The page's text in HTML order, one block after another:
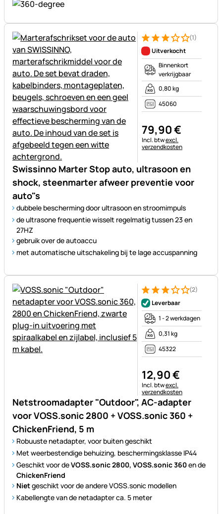
Swissinno Marter Stop auto, ultrasoon en
shock, steenmarter afweer preventie voor
auto"s
dubbele bescherming door ultrasoon en stroomimpuls
de ultrasone frequentie wisselt regelmatig tussen 23 en
27HZ
gebruik over de autoaccu
met automatische uitschakeling bij te lage accuspanning
Beoordeling: 3 van 5 (1
1 Bewertung
(1)
Uitverkocht
Binnenkort
verkrijgbaar
0,80 kg
45060
79,90€
Belastinginformatie:
Incl. btwexcl.
verzendkosten
Netstroomadapter "Outdoor", AC-adapter
voor VOSS.sonic 2800 + VOSS.sonic 360 +
ChickenFriend, 5 m
Robuuste netadapter, voor buiten geschikt
Met weerbestendige behuizing, beschermingsklasse IP44
Geschikt voor deVOSS.sonic 2800, VOSS.sonic 360en de
ChickenFriend
Nietgeschikt voor de andere VOSS.sonic modellen
Kabellengte van de netadapter ca. 5 meter
Beoordeling: 3 van 5 (2
2 Bewertungen
(2)
Leverbaar
1 - 2 werkdagen
0,31 kg
45322
12,90€
Belastinginformatie:
Incl. btwexcl.
verzendkosten